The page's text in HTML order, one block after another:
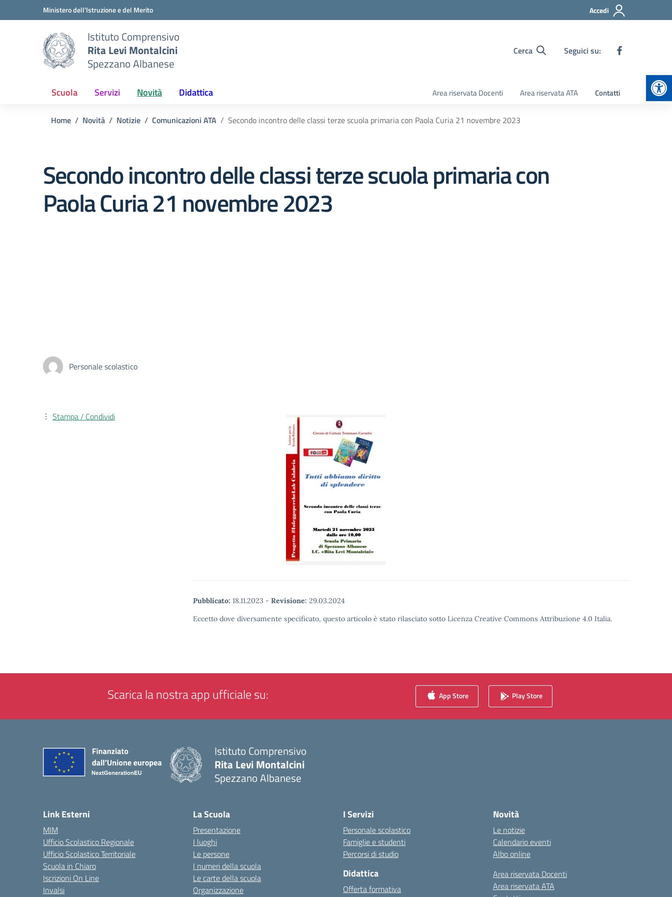
Vai ai contenuti
Vai al menu di navigazioneMinistero dell'Istruzione e del Merito Accedi
Istituto Comprensivo
Rita Levi Montalcini
Spezzano Albanese
Cerca Seguici su:
Scuola Servizi Novità Didattica Area riservata Docenti Area riservata ATA Contatti
Home Novità Notizie Comunicazioni ATA Secondo incontro delle classi terze scuola primaria con Paola Curia 21 novembre 2023
Secondo incontro delle classi terze scuola primaria con
Paola Curia 21 novembre 2023
Personale scolastico
Pubblicato: 18.11.2023 - Revisione: 29.03.2024
Eccetto dove diversamente specificato, questo articolo è stato rilasciato sotto Licenza Creative Commons Attribuzione 4.0 Italia.
Stampa / Condividi
Scarica la nostra app ufficiale su: App Store Play Store
Istituto Comprensivo
Rita Levi Montalcini
Spezzano Albanese
Link Esterni
MIM
Ufficio Scolastico Regionale
Ufficio Scolastico Territoriale
Scuola in Chiaro
Iscrizioni On Line
Invalsi
La Scuola
Presentazione
I luoghi
Le persone
I numeri della scuola
Le carte della scuola
Organizzazione
I Servizi
Personale scolastico
Famiglie e studenti
Percorsi di studio
Didattica
Offerta formativa
Novità
Le notizie
Calendario eventi
Albo online
Area riservata Docenti
Area riservata ATA